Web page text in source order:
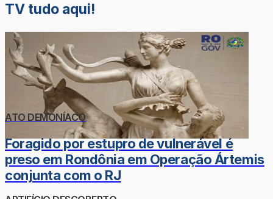
TV tudo aqui!
ATO DEMONÍACO
Foragido por estupro de vulnerável é
preso em Rondônia em Operação Ártemis
conjunta com o RJ